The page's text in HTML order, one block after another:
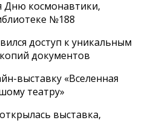
Дню космонавтики,
№188
доступ к уникальным
документов
выставку «Вселенная
театру»
выставка,